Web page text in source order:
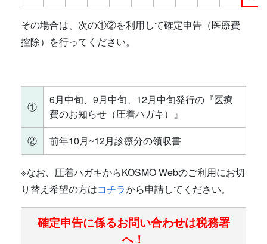
その場合は、次の①②を利用して確定申告（医療費
控除）を行ってください。
①
6月中旬、9月中旬、12月中旬発行の『医療
費のお知らせ（圧着ハガキ）』
②
前年10月~12月診療分の領収書
※なお、圧着ハガキからKOSMO Webのご利用にお切
り替え希望の方はコチラから申請してください。
確定申告に係るお問い合わせは税務署
へ！